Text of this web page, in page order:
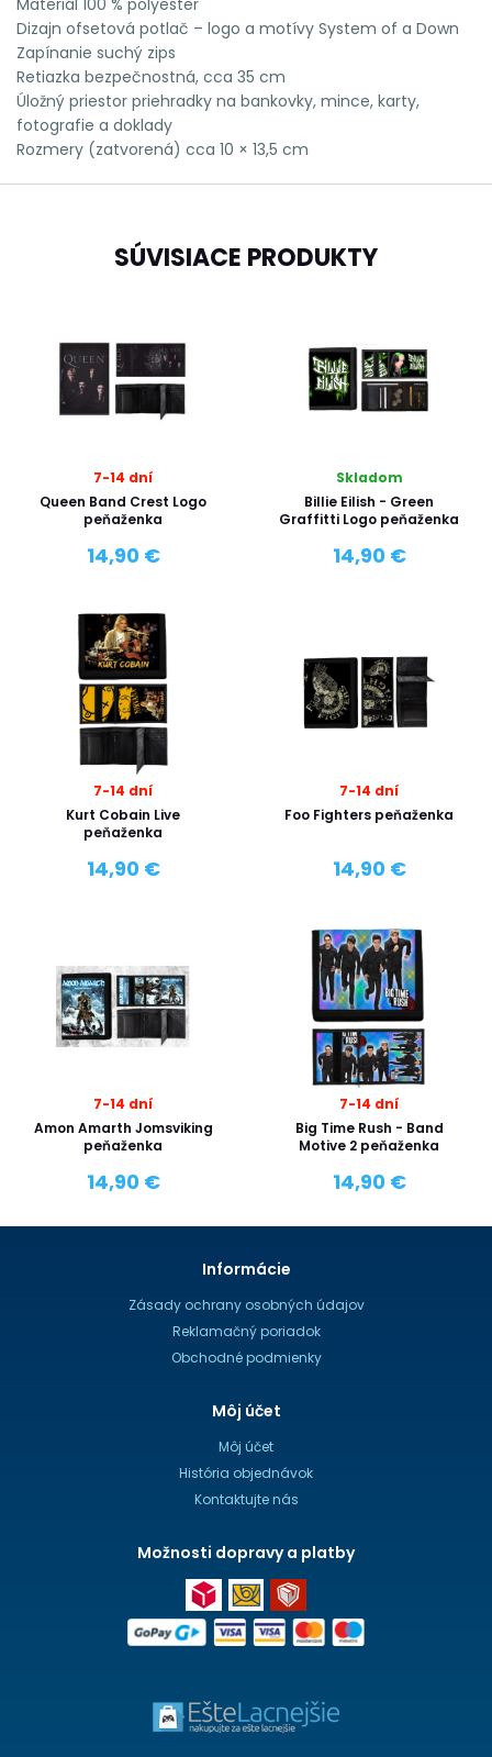
Dizajn ofsetová potlač – logo a motívy System of a Down
Zapínanie suchý zips
Retiazka bezpečnostná, cca 35 cm
Úložný priestor priehradky na bankovky, mince, karty,
fotografie a doklady
Rozmery (zatvorená) cca 10 × 13,5 cm
SÚVISIACE PRODUKTY
7-14 dní
Queen Band Crest Logo
peňaženka
14,90 €
Skladom
Billie Eilish - Green
Graffitti Logo peňaženka
14,90 €
7-14 dní
Kurt Cobain Live
peňaženka
14,90 €
7-14 dní
Foo Fighters peňaženka
14,90 €
7-14 dní
Amon Amarth Jomsviking
peňaženka
14,90 €
7-14 dní
Big Time Rush - Band
Motive 2 peňaženka
14,90 €
Informácie
Zásady ochrany osobných údajov
Reklamačný poriadok
Obchodné podmienky
Môj účet
Môj účet
História objednávok
Kontaktujte nás
Možnosti dopravy a platby